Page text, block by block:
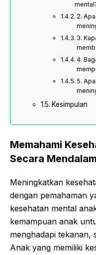
2.
3.
4.
5.
Kesimpulan
Memahami
Secara Mendalam
Meningkatkan
dengan pemahaman
kesehatan mental
kemampuan anak
menghadapi tekanan,
Anak yang memiliki